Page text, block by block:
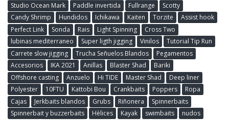
Studio Ocean Mark
Paddle invertida Fullrange
Scotty
Candy Shrimp
Hundidos Ichikawa Kaiten Torzite
Assist hook
Perfect Link
Sonda Rais Light Spinning
Cross Two
lubinas mediterraneo
Super ligth jigging Vinilos
Tutorial Tip Run
Carrete slow jigging
Trucha Señuelos Blandos
Pegamentos
Accesorios
IKA 2021 Anillas Blaster Shad
Bariki
Offshore casting
Anzuelo Hi TIDE Master Shad
Deep liner
Polyester
10FTU Kattobi Bou Crankbaits Poppers
Ropa
Cajas
Jerkbaits blandos Grubs Riñonera
Spinnerbaits
Spinnerbait y buzzerbaits
Hèlices Kayak swimbaits
nudos